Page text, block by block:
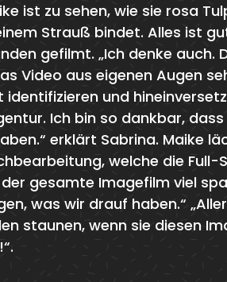
ist zu sehen, wie sie rosa
Strauß bindet. Alles ist
gefilmt. „Ich denke auch.
Video aus eigenen Augen
und
Ich bin so dankbar,
erklärt Sabrina. Maike
welche die
gesamte Imagefilm viel
was wir drauf haben.“
staunen, wenn sie diesen